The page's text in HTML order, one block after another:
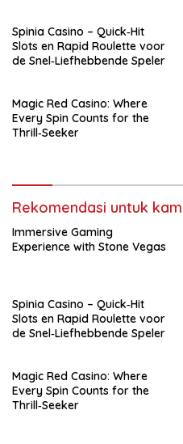
Spinia Casino – Quick‑Hit
Slots en Rapid Roulette voor
de Snel‑Liefhebbende Speler
Magic Red Casino: Where
Every Spin Counts for the
Thrill‑Seeker
Rekomendasi untuk
Immersive Gaming
Experience with Stone Vegas
Spinia Casino – Quick‑Hit
Slots en Rapid Roulette voor
de Snel‑Liefhebbende Speler
Magic Red Casino: Where
Every Spin Counts for the
Thrill‑Seeker